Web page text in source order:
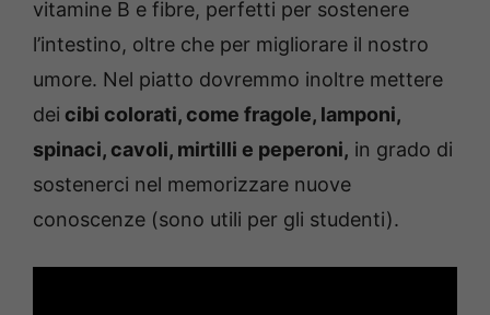
vitamine B e fibre, perfetti per sostenere
l’intestino, oltre che per migliorare il nostro
umore. Nel piatto dovremmo inoltre mettere
dei cibi colorati, come fragole, lamponi,
spinaci, cavoli, mirtilli e peperoni, in grado di
sostenerci nel memorizzare nuove
conoscenze (sono utili per gli studenti).